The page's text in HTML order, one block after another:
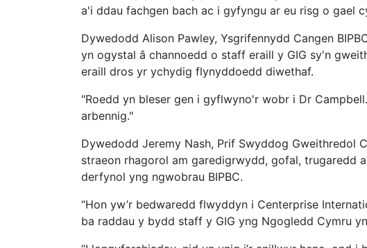
a'i ddau fachgen bach ac i gyfyngu ar eu risg o gael
Dywedodd Alison Pawley, Ysgrifennydd Cangen
yn ogystal â channoedd o staff eraill y GIG sy'n
eraill dros yr ychydig flynyddoedd diwethaf.
"Roedd yn bleser gen i gyflwyno'r wobr i Dr
arbennig."
Dywedodd Jeremy Nash, Prif Swyddog Gweithredol
straeon rhagorol am garedigrwydd, gofal, trugaredd
derfynol yng ngwobrau BIPBC.
“Hon yw’r bedwaredd flwyddyn i Centerprise
ba raddau y bydd staff y GIG yng Ngogledd Cymru